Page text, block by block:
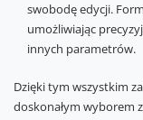
swobodę edycji.
umożliwiając
innych parametrów.
Dzięki tym wszystkim
doskonałym wyborem